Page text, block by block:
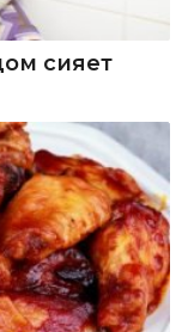
сияет